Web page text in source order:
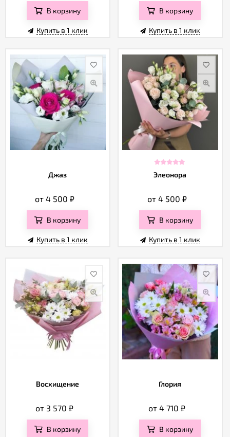
В корзину
Купить в 1 клик
В корзину
Купить в 1 клик
Джаз
от 4 500 ₽
В корзину
Купить в 1 клик
Элеонора
от 4 500 ₽
В корзину
Купить в 1 клик
Восхищение
от 3 570₽
В корзину
Глория
от 4 710₽
В корзину